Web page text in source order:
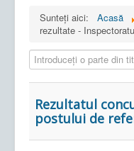
Sunteți aici:
Acasă
rezultate -
Introduceți o parte din
Rezultatul
postului de